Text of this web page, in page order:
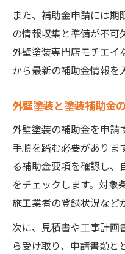
また、補助金申請には期
の情報収集と準備が不可
外壁塗装専門店モチエイ
から最新の補助金情報を
外壁塗装と塗装補助金
外壁塗装の補助金を申請
手順を踏む必要がありま
る補助金要項を確認し
をチェックします。対象
施工業者の登録状況など
次に、見積書や工事計画
ら受け取り、申請書類と